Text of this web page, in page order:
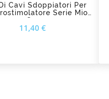
Cavi Sdoppiatori Per
Serie Mio
Care
11,40 €